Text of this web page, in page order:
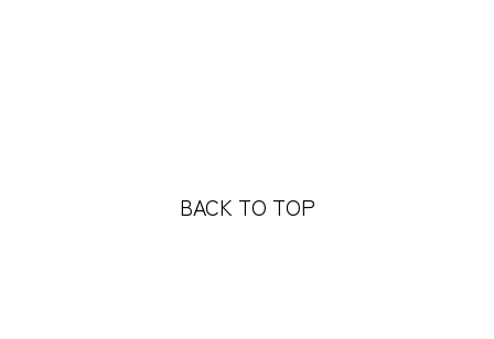
BACK TO TOP